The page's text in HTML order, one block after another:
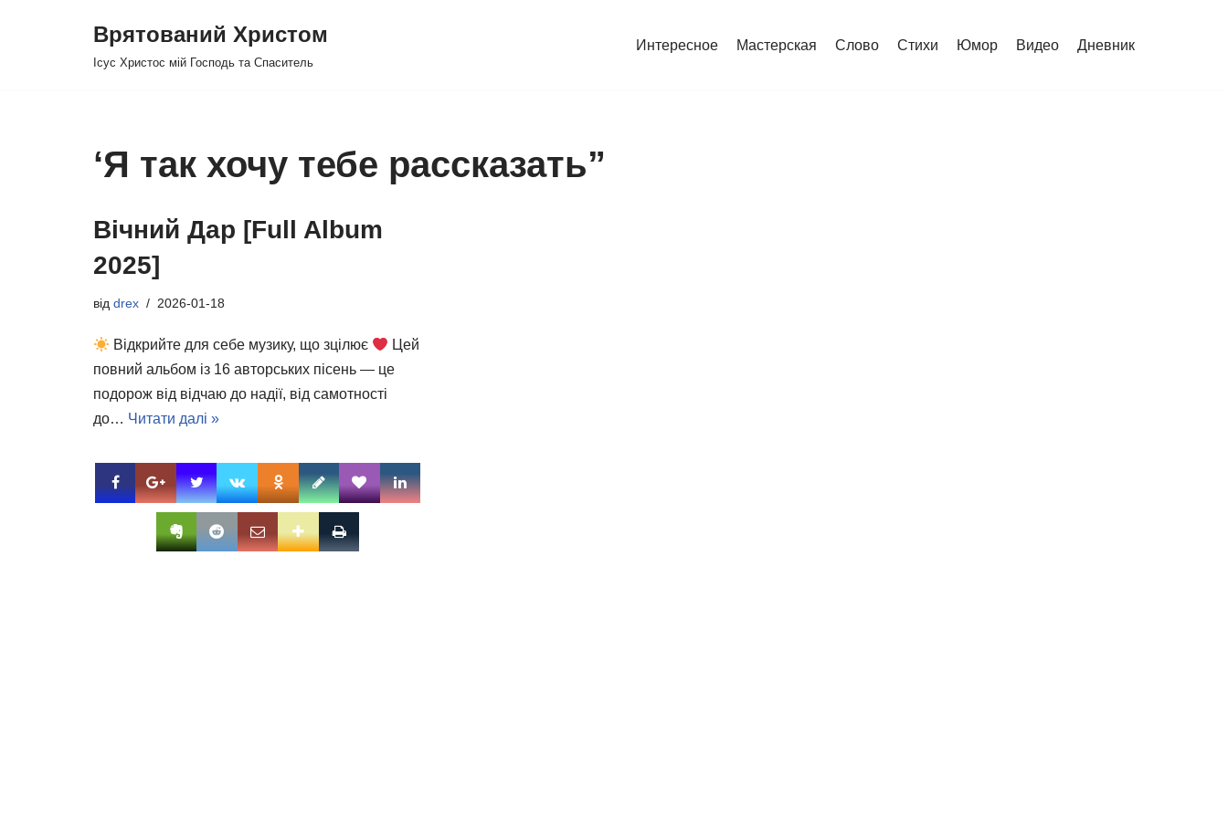
Врятований Христом
Ісус Христос мій Господь та Спаситель
Интересное Мастерская Слово Стихи Юмор Видео Дневник
‘Я так хочу тебе рассказать”
Вічний Дар [Full Album
2025]
від drex 2026-01-18
Відкрийте для себе музику, що зцілює
Цей
повний альбом із 16 авторських пісень — це
подорож від відчаю до надії, від самотності
до… Читати далі »